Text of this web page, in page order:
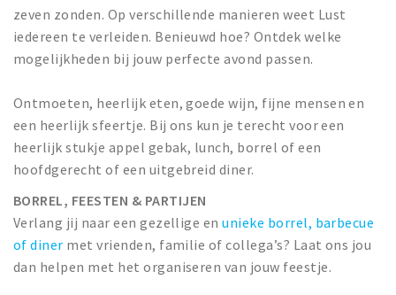
zeven zonden. Op verschillende manieren weet Lust
iedereen te verleiden. Benieuwd hoe? Ontdek welke
mogelijkheden bij jouw perfecte avond passen.
Ontmoeten, heerlijk eten, goede wijn, fijne mensen en
een heerlijk sfeertje. Bij ons kun je terecht voor een
heerlijk stukje appel gebak, lunch, borrel of een
hoofdgerecht of een uitgebreid diner.
BORREL, FEESTEN & PARTIJEN
Verlang jij naar een gezellige enunieke borrel, barbecue
of diner met vrienden, familie of collega’s? Laat ons jou
dan helpen met het organiseren van jouw feestje.